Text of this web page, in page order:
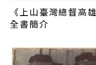
1895年，清廷因甲午
抗事件不斷，故一直
臺灣總督樺山資紀樺
《上山臺灣總督高
全書簡介